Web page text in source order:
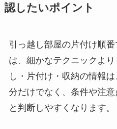
認したいポイント
引っ越し部屋の片付け順
は、細かなテクニックよ
し・片付け・収納の情報
分だけでなく、条件や注
と判断しやすくなります。